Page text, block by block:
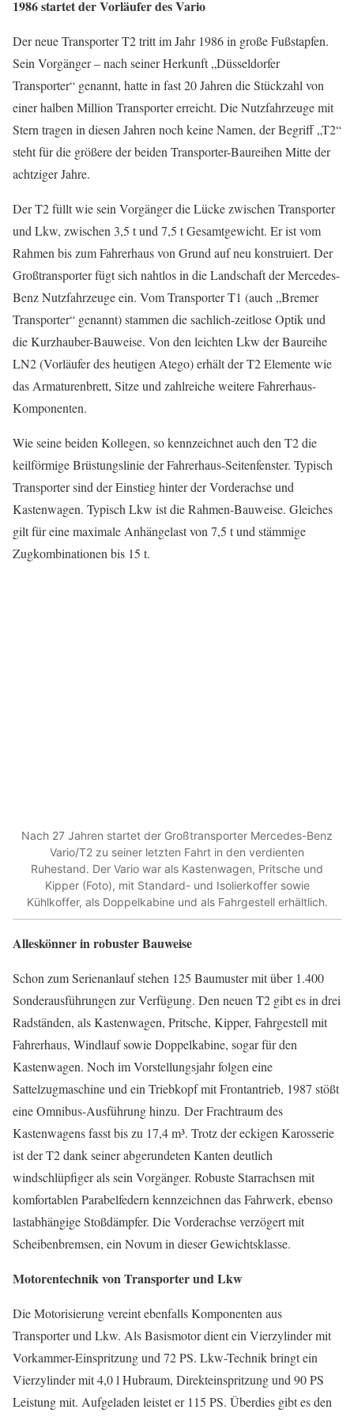
1986 startet der Vorläufer des Vario
Der neue Transporter T2 tritt im Jahr 1986 in große Fußstapfen.
Sein Vorgänger – nach seiner Herkunft „Düsseldorfer
Transporter“ genannt, hatte in fast 20 Jahren die Stückzahl von
einer halben Million Transporter erreicht. Die Nutzfahrzeuge mit
Stern tragen in diesen Jahren noch keine Namen, der Begriff „T2“
steht für die größere der beiden Transporter-Baureihen Mitte der
achtziger Jahre.
Der T2 füllt wie sein Vorgänger die Lücke zwischen Transporter
und Lkw, zwischen 3,5 t und 7,5 t Gesamtgewicht. Er ist vom
Rahmen bis zum Fahrerhaus von Grund auf neu konstruiert. Der
Großtransporter fügt sich nahtlos in die Landschaft der Mercedes-
Benz Nutzfahrzeuge ein. Vom Transporter T1 (auch „Bremer
Transporter“ genannt) stammen die sachlich-zeitlose Optik und
die Kurzhauber-Bauweise. Von den leichten Lkw der Baureihe
LN2 (Vorläufer des heutigen Atego) erhält der T2 Elemente wie
das Armaturenbrett, Sitze und zahlreiche weitere Fahrerhaus-
Komponenten.
Wie seine beiden Kollegen, so kennzeichnet auch den T2 die
keilförmige Brüstungslinie der Fahrerhaus-Seitenfenster. Typisch
Transporter sind der Einstieg hinter der Vorderachse und
Kastenwagen. Typisch Lkw ist die Rahmen-Bauweise. Gleiches
gilt für eine maximale Anhängelast von 7,5 t und stämmige
Zugkombinationen bis 15 t.
Nach 27 Jahren startet der Großtransporter Mercedes-Benz
Vario/T2 zu seiner letzten Fahrt in den verdienten
Ruhestand. Der Vario war als Kastenwagen, Pritsche und
Kipper (Foto), mit Standard- und Isolierkoffer sowie
Kühlkoffer, als Doppelkabine und als Fahrgestell erhältlich.
Alleskönner in robuster Bauweise
Schon zum Serienanlauf stehen 125 Baumuster mit über 1.400
Sonderausführungen zur Verfügung. Den neuen T2 gibt es in drei
Radständen, als Kastenwagen, Pritsche, Kipper, Fahrgestell mit
Fahrerhaus, Windlauf sowie Doppelkabine, sogar für den
Kastenwagen. Noch im Vorstellungsjahr folgen eine
Sattelzugmaschine und ein Triebkopf mit Frontantrieb, 1987 stößt
eine Omnibus-Ausführung hinzu. Der Frachtraum des
Kastenwagens fasst bis zu 17,4 m³. Trotz der eckigen Karosserie
ist der T2 dank seiner abgerundeten Kanten deutlich
windschlüpfiger als sein Vorgänger. Robuste Starrachsen mit
komfortablen Parabelfedern kennzeichnen das Fahrwerk, ebenso
lastabhängige Stoßdämpfer. Die Vorderachse verzögert mit
Scheibenbremsen, ein Novum in dieser Gewichtsklasse.
Motorentechnik von Transporter und Lkw
Die Motorisierung vereint ebenfalls Komponenten aus
Transporter und Lkw. Als Basismotor dient ein Vierzylinder mit
Vorkammer-Einspritzung und 72 PS. Lkw-Technik bringt ein
Vierzylinder mit 4,0 l Hubraum, Direkteinspritzung und 90 PS
Leistung mit. Aufgeladen leistet er 115 PS. Überdies gibt es den